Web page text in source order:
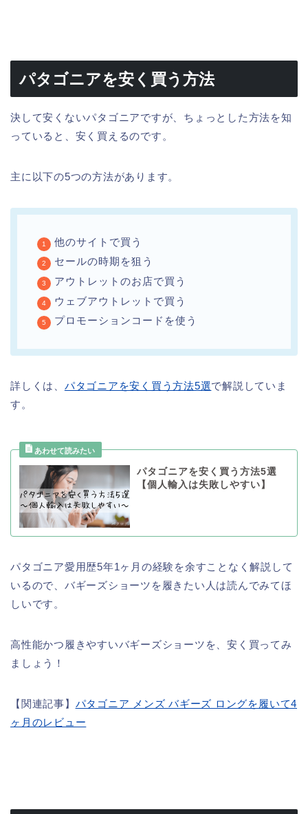
パタゴニアを安く買う方法
決して安くないパタゴニアですが、ちょっとした方法を知
っていると、安く買えるのです。
主に以下の5つの方法があります。
他のサイトで買う
セールの時期を狙う
アウトレットのお店で買う
ウェブアウトレットで買う
プロモーションコードを使う
詳しくは、 パタゴニアを安く買う方法5選で解説していま
す。
パタゴニアを安く買う方法5選
【個人輸入は失敗しやすい】
パタゴニア愛用歴5年1ヶ月の経験を余すことなく解説して
いるので、バギーズショーツを履きたい人は読んでみてほ
しいです。
高性能かつ履きやすいバギーズショーツを、安く買ってみ
ましょう！
【関連記事】 パタゴニア メンズ バギーズ ロングを履いて4
ヶ月のレビュー